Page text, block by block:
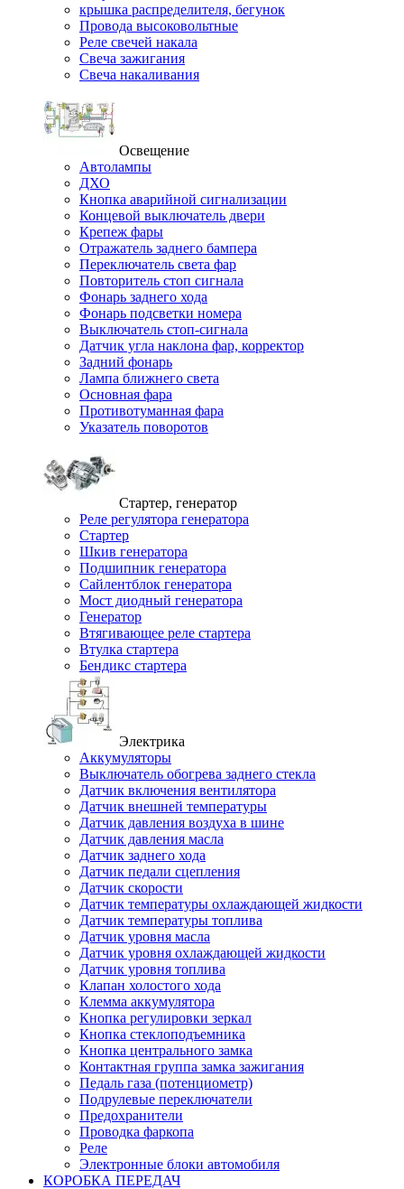
крышка распределителя, бегунок
Провода высоковольтные
Реле свечей накала
Свеча зажигания
Свеча накаливания
Освещение
Автолампы
ДХО
Кнопка аварийной сигнализации
Концевой выключатель двери
Крепеж фары
Отражатель заднего бампера
Переключатель света фар
Повторитель стоп сигнала
Фонарь заднего хода
Фонарь подсветки номера
Выключатель стоп-сигнала
Датчик угла наклона фар, корректор
Задний фонарь
Лампа ближнего света
Основная фара
Противотуманная фара
Указатель поворотов
Стартер, генератор
Реле регулятора генератора
Стартер
Шкив генератора
Подшипник генератора
Сайлентблок генератора
Мост диодный генератора
Генератор
Втягивающее реле стартера
Втулка стартера
Бендикс стартера
Электрика
Аккумуляторы
Выключатель обогрева заднего стекла
Датчик включения вентилятора
Датчик внешней температуры
Датчик давления воздуха в шине
Датчик давления масла
Датчик заднего хода
Датчик педали сцепления
Датчик скорости
Датчик температуры охлаждающей жидкости
Датчик температуры топлива
Датчик уровня масла
Датчик уровня охлаждающей жидкости
Датчик уровня топлива
Клапан холостого хода
Клемма аккумулятора
Кнопка регулировки зеркал
Кнопка стеклоподъемника
Кнопка центрального замка
Контактная группа замка зажигания
Педаль газа (потенциометр)
Подрулевые переключатели
Предохранители
Проводка фаркопа
Реле
Электронные блоки автомобиля
КОРОБКА ПЕРЕДАЧ